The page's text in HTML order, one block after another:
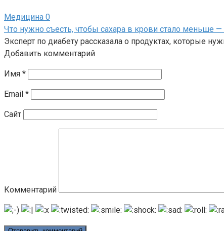
Медицина 0
Что нужно съесть, чтобы сахара в крови стало меньше
Эксперт по диабету рассказала о продуктах, которые
Добавить комментарий
Имя *
Email *
Сайт
Комментарий